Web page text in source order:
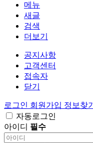
메뉴
새글
검색
더보기
공지사항
고객센터
접속자
닫기
로그인 회원가입 정보찾기
자동로그인
아이디 필수